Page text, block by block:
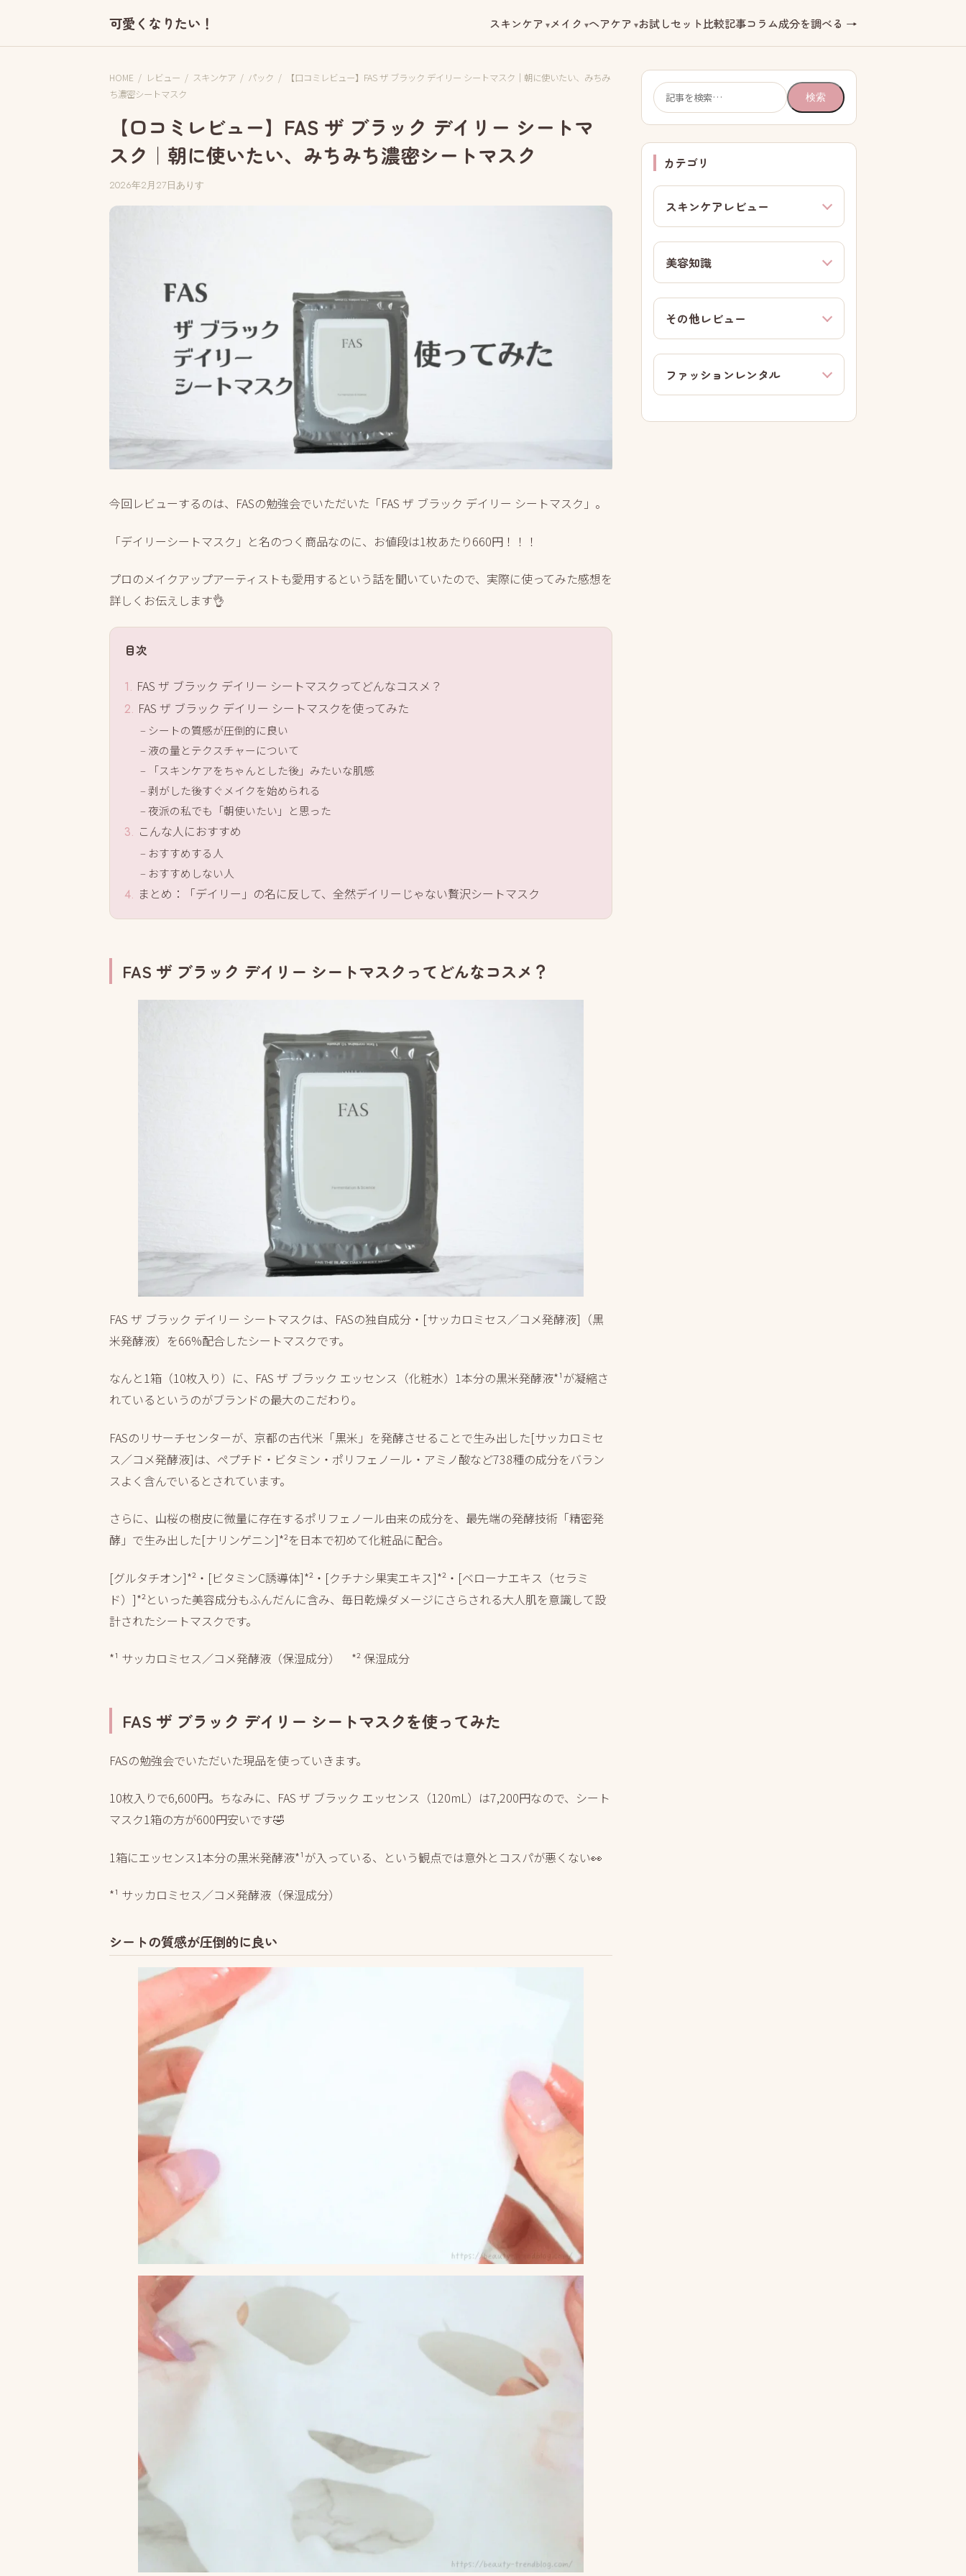
可愛くなりたい！ スキンケア メイク ヘアケア お試しセット比較記事コラム成分を調べる →
HOME / レビュー / スキンケア / パック /
【口コミレビュー】FAS ザ ブラック デイリー シートマスク｜朝に使いたい、みちみ
ち濃密シートマスク
【口コミレビュー】FAS ザ ブラック デイリー シートマ
スク｜朝に使いたい、みちみち濃密シートマスク
2026年2月27日ありす
今回レビューするのは、FASの勉強会でいただいた「FAS ザ ブラック デイリー シートマスク」。
「デイリーシートマスク」と名のつく商品なのに、お値段は1枚あたり660円！！！
プロのメイクアップアーティストも愛用するという話を聞いていたので、実際に使ってみた感想を
詳しくお伝えします👌
目次
FAS ザ ブラック デイリー シートマスクってどんなコスメ？
FAS ザ ブラック デイリー シートマスクを使ってみた
シートの質感が圧倒的に良い
液の量とテクスチャーについて
「スキンケアをちゃんとした後」みたいな肌感
剥がした後すぐメイクを始められる
夜派の私でも「朝使いたい」と思った
こんな人におすすめ
おすすめする人
おすすめしない人
まとめ：「デイリー」の名に反して、全然デイリーじゃない贅沢シートマスク
FAS ザ ブラック デイリー シートマスクってどんなコスメ？
FAS ザ ブラック デイリー シートマスクは、FASの独自成分・[サッカロミセス／コメ発酵液]（黒
米発酵液）を66%配合したシートマスクです。
なんと1箱（10枚入り）に、FAS ザ ブラック エッセンス（化粧水）1本分の黒米発酵液*¹が凝縮さ
れているというのがブランドの最大のこだわり。
FASのリサーチセンターが、京都の古代米「黒米」を発酵させることで生み出した[サッカロミセ
ス／コメ発酵液]は、ペプチド・ビタミン・ポリフェノール・アミノ酸など738種の成分をバラン
スよく含んでいるとされています。
さらに、山桜の樹皮に微量に存在するポリフェノール由来の成分を、最先端の発酵技術「精密発
酵」で生み出した[ナリンゲニン]*²を日本で初めて化粧品に配合。
[グルタチオン]*²・[ビタミンC誘導体]*²・[クチナシ果実エキス]*²・[ベローナエキス（セラミ
ド）]*²といった美容成分もふんだんに含み、毎日乾燥ダメージにさらされる大人肌を意識して設
計されたシートマスクです。
*¹ サッカロミセス／コメ発酵液（保湿成分） *² 保湿成分
FAS ザ ブラック デイリー シートマスクを使ってみた
FASの勉強会でいただいた現品を使っていきます。
10枚入りで6,600円。ちなみに、FAS ザ ブラック エッセンス（120mL）は7,200円なので、シート
マスク1箱の方が600円安いです🤣
1箱にエッセンス1本分の黒米発酵液*¹が入っている、という観点では意外とコスパが悪くない👀
*¹ サッカロミセス／コメ発酵液（保湿成分）
シートの質感が圧倒的に良い
検
索:
検索
カテゴリ
スキンケアレビュー
美容知識
その他レビュー
ファッションレンタル